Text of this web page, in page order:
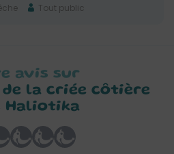
Tout public
avis sur
la criée côtière
Haliotika